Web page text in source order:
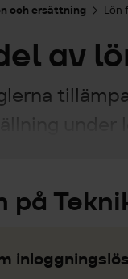
och ersättning Lön
av
under
på